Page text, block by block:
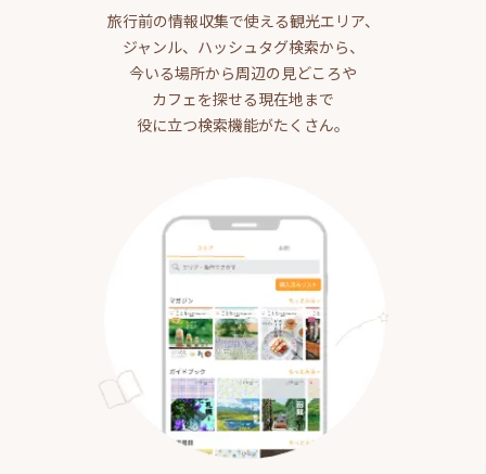
旅行前の情報収集で使える観光エリア、
ジャンル、ハッシュタグ検索から、
今いる場所から周辺の見どころや
カフェを探せる現在地まで
役に立つ検索機能がたくさん。